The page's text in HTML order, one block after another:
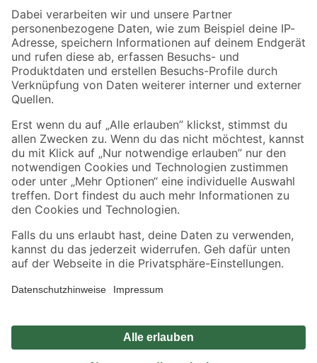
Zahlungsarten Versandarten
Sicher einkaufen
Jetzt die toom-App herunterladen
Alle Preisangaben in EUR inkl. gesetzl. MwSt.. Die dargestellten Angebote sind unter
Umständen nicht in allen Märkten verfügbar. Die angegebenen Verfügbarkeiten beziehen
Produkte nur solange der Vorrat reicht.
*Paketversand ab 59 € versandkostenfrei, gilt nicht für Artikel mit Speditionsversand, hier
Privatsphäre Impressum
Nutzungsbedingungen
Widerrufsrecht
Vertrag widerrufen